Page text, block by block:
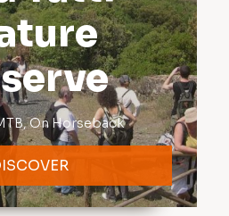
,On Horseback